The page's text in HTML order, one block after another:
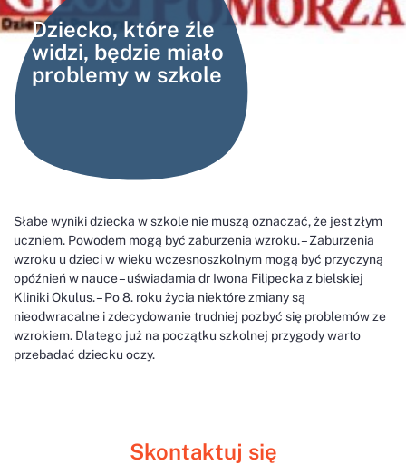
Dziecko, które źle
widzi, będzie miało
problemy w szkole
Słabe wyniki dziecka w szkole nie muszą oznaczać, że jest złym
uczniem. Powodem mogą być zaburzenia wzroku. – Zaburzenia
wzroku u dzieci w wieku wczesnoszkolnym mogą być przyczyną
opóźnień w nauce – uświadamia dr Iwona Filipecka z bielskiej
Kliniki Okulus. – Po 8. roku życia niektóre zmiany są
nieodwracalne i zdecydowanie trudniej pozbyć się problemów ze
wzrokiem. Dlatego już na początku szkolnej przygody warto
przebadać dziecku oczy.
Skontaktuj się